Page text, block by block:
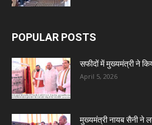
POPULAR POSTS
सफीदों में मुख्यमंत्री ने
April 5, 2026
मुख्यमंत्री नायब सैनी ने